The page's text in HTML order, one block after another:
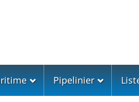
Pipelinier